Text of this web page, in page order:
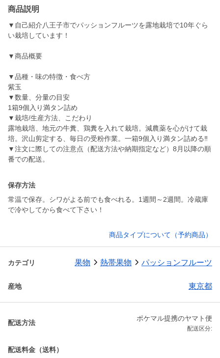
商品説明
▼自己紹介八王子市でパッションフルーツを露地栽培で10年ぐら
い栽培しています！
▼商品概要
▼品種・味の特徴・食べ方
紫玉
▼数量、分量の目安
1箱9個入り満タン詰め
▼栽培/生産方法、こだわり
露地栽培、地元の牛糞、鶏糞を入れて栽培。減農薬を心がけて栽
培。沢山剪定する、毎日の受粉作業。一箱9個入り満タン詰める‼️
▼注文に際しての注意点（配送方法や納期指定など）8月以降の順
番での配送。
保存方法
常温で保存。シワがよる前でも食べれる。1週間～2週間。冷蔵庫
で冷やしてから食べて下さい！
商品タイプについて（予約商品）
カテゴリ 果物 熱帯果物 パッションフルーツ
産地 東京都
配送方法
ポケマル提携のヤマト便
配送区分:
配送料金（送料）